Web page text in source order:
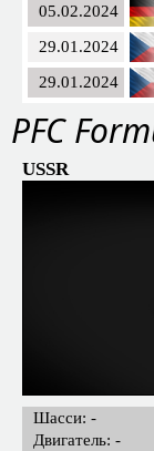
05.02.2024
29.01.2024
29.01.2024
PFС
USSR
Шасси: -
Двигатель: -